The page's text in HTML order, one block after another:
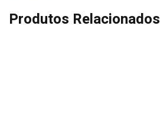
Produtos Relacionados